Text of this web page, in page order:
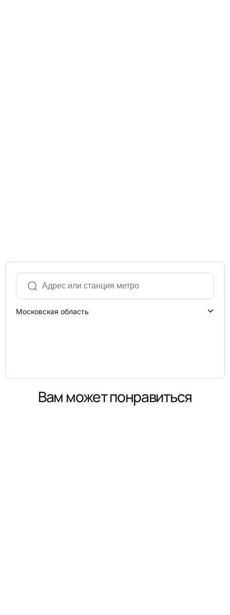
Московская область
Вам может понравиться